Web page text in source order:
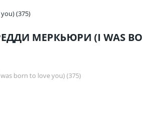
(375)
МЕРКЬЮРИ (I WAS
born to love you) (375)